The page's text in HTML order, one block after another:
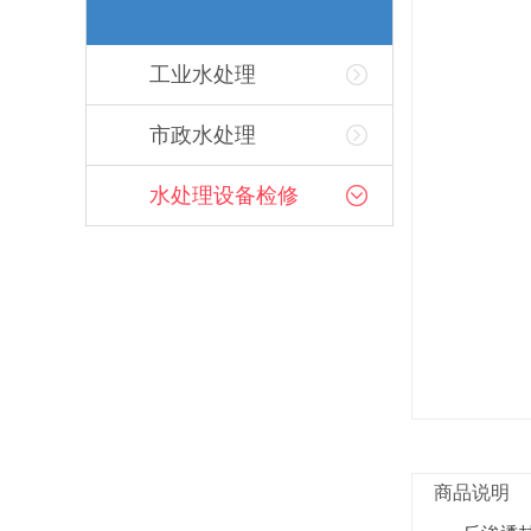
工业水处理
市政水处理
水处理设备检修
商品说明